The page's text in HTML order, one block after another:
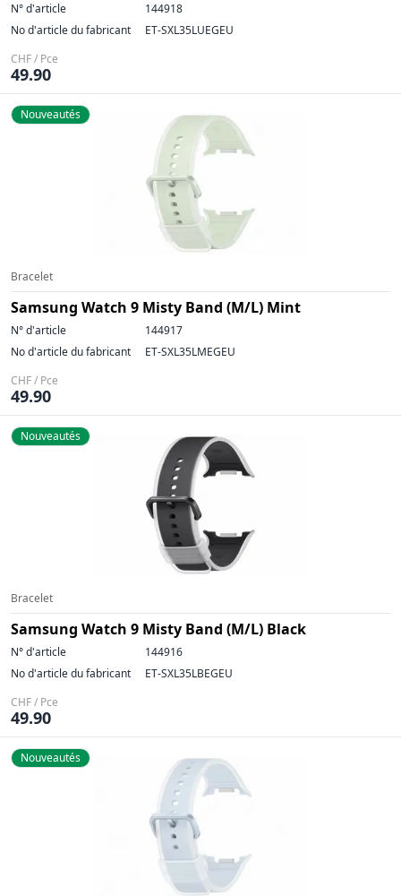
N° d'article
144918
No d'article du fabricant
ET-SXL35LUEGEU
CHF / Pce
49.90
Nouveautés
Bracelet
Samsung Watch 9 Misty Band (M/L) Mint
N° d'article
144917
No d'article du fabricant
ET-SXL35LMEGEU
CHF / Pce
49.90
Nouveautés
Bracelet
Samsung Watch 9 Misty Band (M/L) Black
N° d'article
144916
No d'article du fabricant
ET-SXL35LBEGEU
CHF / Pce
49.90
Nouveautés